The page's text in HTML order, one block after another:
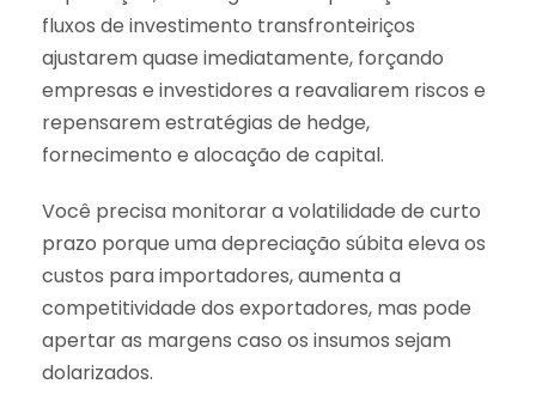
fluxos de investimento transfronteiriços
ajustarem quase imediatamente, forçando
empresas e investidores a reavaliarem riscos e
repensarem estratégias de hedge,
fornecimento e alocação de capital.
Você precisa monitorar a volatilidade de curto
prazo porque uma depreciação súbita eleva os
custos para importadores, aumenta a
competitividade dos exportadores, mas pode
apertar as margens caso os insumos sejam
dolarizados.